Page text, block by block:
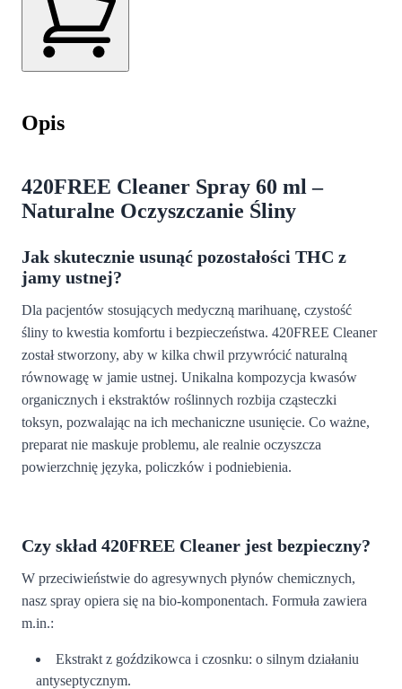
Opis
420FREE Cleaner Spray 60 ml –
Naturalne Oczyszczanie Śliny
Jak skutecznie usunąć pozostałości THC z
jamy ustnej?
Dla pacjentów stosujących medyczną marihuanę, czystość
śliny to kwestia komfortu i bezpieczeństwa. 420FREE Cleaner
został stworzony, aby w kilka chwil przywrócić naturalną
równowagę w jamie ustnej. Unikalna kompozycja kwasów
organicznych i ekstraktów roślinnych rozbija cząsteczki
toksyn, pozwalając na ich mechaniczne usunięcie. Co ważne,
preparat nie maskuje problemu, ale realnie oczyszcza
powierzchnię języka, policzków i podniebienia.
Czy skład 420FREE Cleaner jest bezpieczny?
W przeciwieństwie do agresywnych płynów chemicznych,
nasz spray opiera się na bio-komponentach. Formuła zawiera
m.in.:
Ekstrakt z goździkowca i czosnku: o silnym działaniu
antyseptycznym.